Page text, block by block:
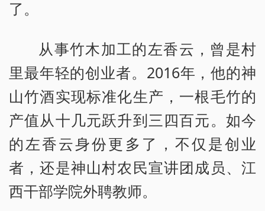
了。
从事竹木加工的左香云，曾是村
里最年轻的创业者。2016年，他的神
山竹酒实现标准化生产，一根毛竹的
产值从十几元跃升到三四百元。如今
的左香云身份更多了，不仅是创业
者，还是神山村农民宣讲团成员、江
西干部学院外聘教师。